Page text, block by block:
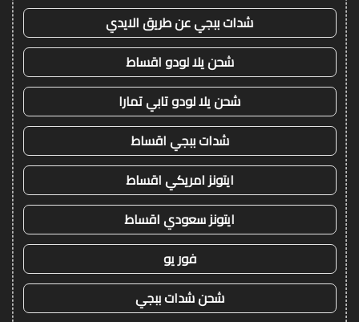
شدات ببجي عن طريق الايدي
شحن يلا لودو اقساط
شحن يلا لودو تابي تمارا
شدات ببجي اقساط
ايتونز امريكي اقساط
ايتونز سعودي اقساط
فور يو
شحن شدات ببجي